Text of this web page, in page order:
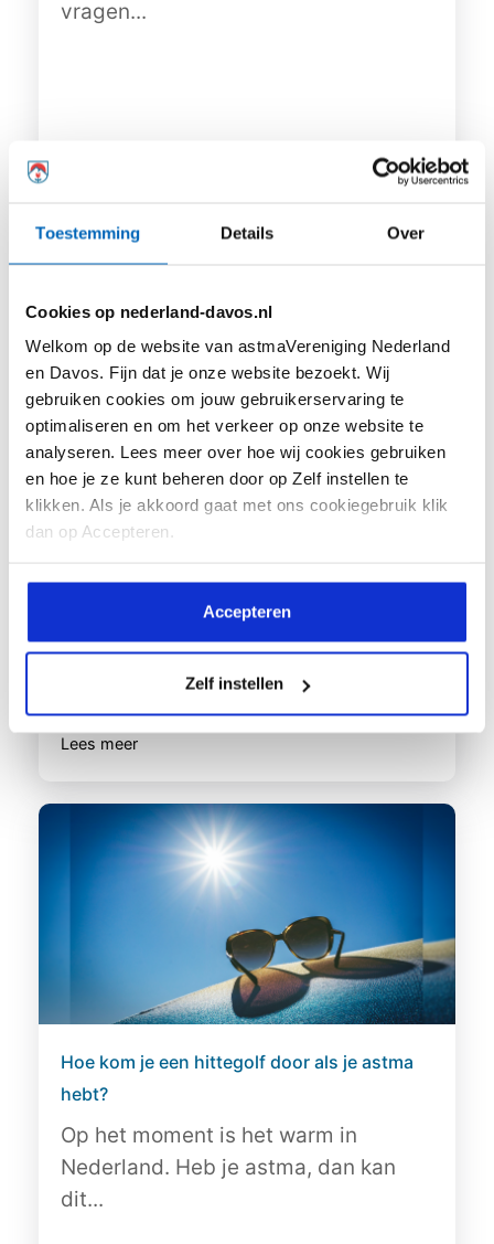
Toestemming Details Over
Cookies op nederland-davos.nl
Welkom op de website van astmaVereniging Nederland
en Davos. Fijn dat je onze website bezoekt. Wij
gebruiken cookies om jouw gebruikerservaring te
optimaliseren en om het verkeer op onze website te
analyseren. Lees meer over hoe wij cookies gebruiken
en hoe je ze kunt beheren door op Zelf instellen te
klikken. Als je akkoord gaat met ons cookiegebruik klik
dan op Accepteren.
Accepteren
Zelf instellen
vragen...
Astma en allergie zijn hetzelfde. Feit of
fabel?
Veel mensen met astma hebben te
allergieën. Een allergie...
Lees meer
Hoe kom je een hittegolf door als je astma
hebt?
Op het moment is het warm in
Nederland. Heb je astma, dan kan
dit...